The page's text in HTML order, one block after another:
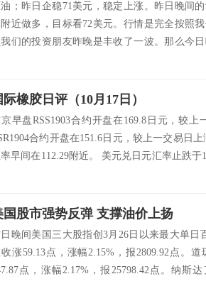
；昨日企稳71美元，稳定上涨。昨日晚间
近做多，目标看72美元。行情是完全按照
我们的投资朋友昨晚是丰收了一波。那么今
近一周时间的震荡，震荡区间70.50-72.50美
际橡胶日评（10月17日）
早盘RSS1903合约开盘在169.8日元，较上
合约开盘在151.6日元，较上一交易日
早间在112.29附近。 美元兑日元汇率止跌于
市场整体形成一定支撑。上海市场昨天白天基
国股市强势反弹 支撑油价上扬
晚间美国三大股指创3月26日以来最大单日
涨59.13点，涨幅2.15%，报2809.92点。
点，涨幅2.17%，报25798.42点。纳斯
，涨幅2.89%，报7645.49点。美国股市强势反